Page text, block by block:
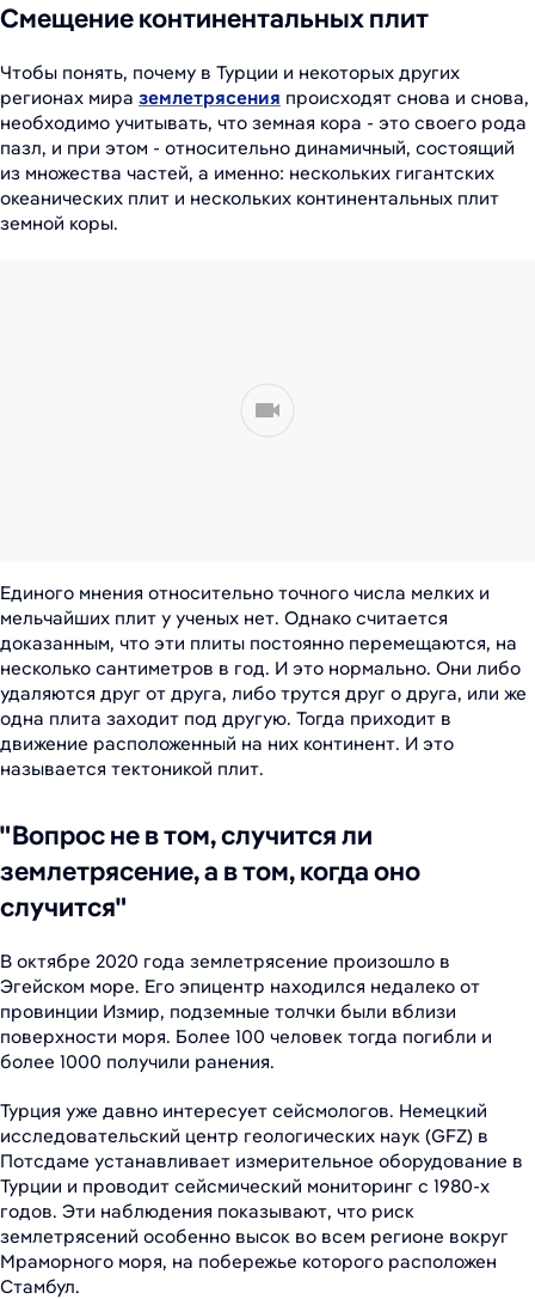
Смещение континентальных плит
Чтобы понять, почему в Турции и некоторых других
регионах мира землетрясения происходят снова и снова,
необходимо учитывать, что земная кора - это своего рода
пазл, и при этом - относительно динамичный, состоящий
из множества частей, а именно: нескольких гигантских
океанических плит и нескольких континентальных плит
земной коры.
Единого мнения относительно точного числа мелких и
мельчайших плит у ученых нет. Однако считается
доказанным, что эти плиты постоянно перемещаются, на
несколько сантиметров в год. И это нормально. Они либо
удаляются друг от друга, либо трутся друг о друга, или же
одна плита заходит под другую. Тогда приходит в
движение расположенный на них континент. И это
называется тектоникой плит.
"Вопрос не в том, случится ли
землетрясение, а в том, когда оно
случится"
В октябре 2020 года землетрясение произошло в
Эгейском море. Его эпицентр находился недалеко от
провинции Измир, подземные толчки были вблизи
поверхности моря. Более 100 человек тогда погибли и
более 1000 получили ранения.
Турция уже давно интересует сейсмологов. Немецкий
исследовательский центр геологических наук (GFZ) в
Потсдаме устанавливает измерительное оборудование в
Турции и проводит сейсмический мониторинг с 1980-х
годов. Эти наблюдения показывают, что риск
землетрясений особенно высок во всем регионе вокруг
Мраморного моря, на побережье которого расположен
Стамбул.